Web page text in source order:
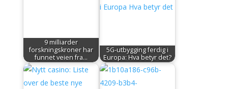
9 milliarder
forskningskroner har
funnet veien fra…
5G-utbygging ferdig i
Europa: Hva betyr det?